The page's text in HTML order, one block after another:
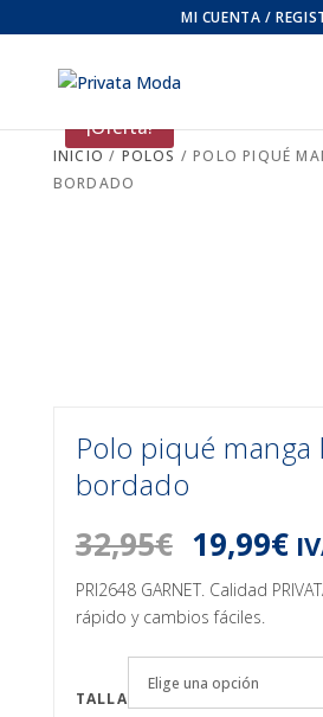
MI CUENTA /
INICIO / POLOS / POLO PIQUÉ
BORDADO
¡Oferta!
Polo piqué manga
bordado
32,95€ El
precio
original
era:
32,95€.
19,99€El
PRI2648 GARNET. Calidad
rápido y cambios fáciles.
TALLA